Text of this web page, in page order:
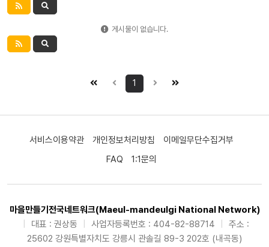
게시물이 없습니다.
1
서비스이용약관 개인정보처리방침
이메일무단수집거부
FAQ
1:1문의
마을만들기전국네트워크(Maeul-mandeulgi National Network)
대표 : 권상동 사업자등록번호 : 404-82-88714
주소 :
25602 강원특별자치도 강릉시 관솔길 89-3 202호 (내곡동)